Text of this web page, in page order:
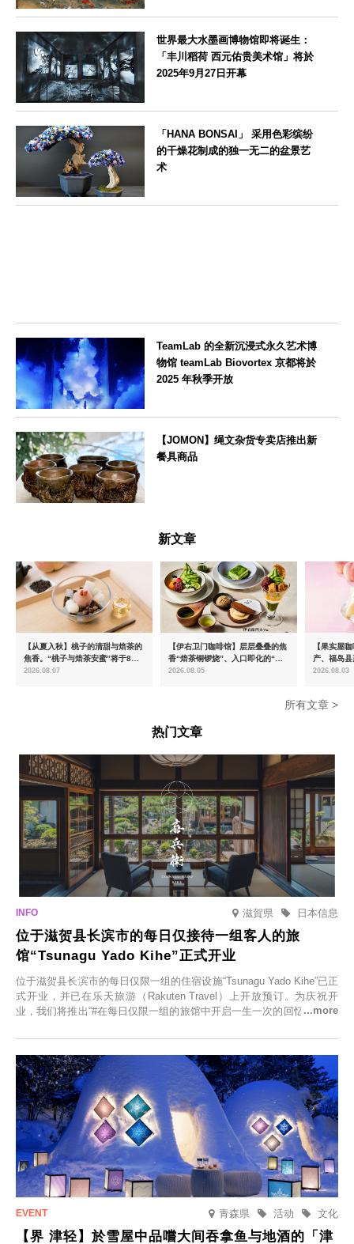
世界最大水墨画博物馆即将诞生：
「丰川稻荷 西元佑贵美术馆」将於
2025年9月27日开幕
「HANA BONSAI」 采用色彩缤纷
的干燥花制成的独一无二的盆景艺
术
TeamLab 的全新沉浸式永久艺术博
物馆 teamLab Biovortex 京都将於
2025 年秋季开放
【JOMON】绳文杂货专卖店推出新
餐具商品
新文章
【从夏入秋】桃子的清甜与焙茶的
焦香。“桃子与焙茶安蜜”将于8月
中旬起限时发售
2026.08.07
【伊右卫门咖啡馆】层层叠叠的焦
香“焙茶铜锣烧”、入口即化的“宇
治抹茶提拉米苏”全新登场
2026.08.05
【果实屋
产、福岛
2026.08.03
所有文章 >
热门文章
滋賀県 日本信息
位于滋贺县长滨市的每日仅接待一组客人的旅
馆“Tsunagu Yado Kihe”正式开业
位于滋贺县长滨市的每日仅限一组的住宿设施“Tsunagu Yado Kihe”已正
式开业，并已在乐天旅游（Rakuten Travel）上开放预订。为庆祝开
业，我们将推出“#在每日仅限一组的旅馆中开启一生一次的回忆之旅”活
在此与重要之人共度一段难忘的特别时光。
青森県 文化
活动
【界 津轻】於雪屋中品嚐大间吞拿鱼与地酒的「津